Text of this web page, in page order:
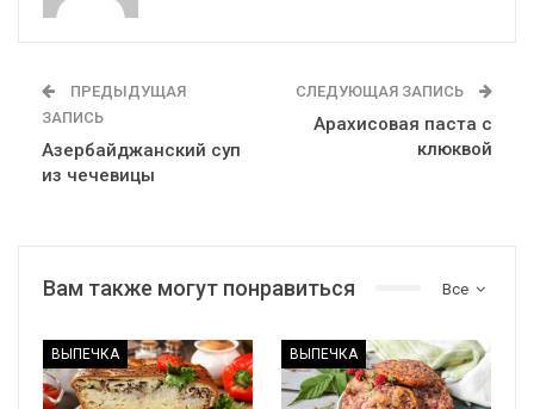
ПРЕДЫДУЩАЯ
ЗАПИСЬ
Азербайджанский суп
из чечевицы
СЛЕДУЮЩАЯ ЗАПИСЬ
Арахисовая паста с
клюквой
Все
Вам также могут понравиться
ВЫПЕЧКА ВЫПЕЧКА